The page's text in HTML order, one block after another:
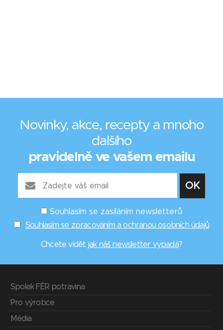
Novinky, akce, recepty a mnoho
dalšího
pravidelně ve vašem emailu
Souhlasím se zasíláním newsletterů
Souhlasím se zpracováním a ochranou osobních údajů
Chcete vidět jak náš newsletter vypadá?
Spolek FÉR potravina
Pro výrobce
Média